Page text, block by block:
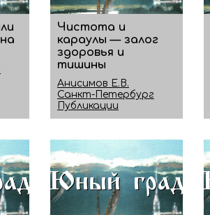
Чистота и
караулы — залог
здоровья и
тишины
Анисимов Е.В.
Санкт-Петербург
Публикации